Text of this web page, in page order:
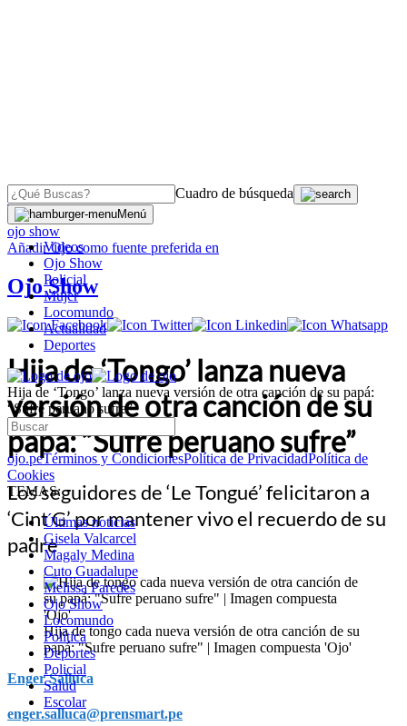
Cuadro de búsqueda
Menú
Videos
Ojo Show
Policial
Mujer
Locomundo
Actualidad
Deportes
Hija de ‘Tongo’ lanza nueva versión de otra canción de su papá:
“Sufre peruano sufre”
ojo.peTérminos y CondicionesPolítica de PrivacidadPolítica de
Cookies
TEMAS:
Últimas noticias
Gisela Valcarcel
Magaly Medina
Cuto Guadalupe
Melissa Paredes
Ojo Show
Locomundo
Política
Deportes
Policial
Salud
Escolar
OJO
ojo show
AñadirOjocomo fuente preferida en
Ojo Show
Hija de ‘Tongo’ lanza nueva
versión de otra canción de su
papá: “Sufre peruano sufre”
Los seguidores de ‘Le Tongué’ felicitaron a
‘Cint G’ por mantener vivo el recuerdo de su
padre
Hija de tongo cada nueva versión de otra canción de su
papá: "Sufre peruano sufre" | Imagen compuesta 'Ojo'
Enger Salluca
enger.salluca@prensmart.pe